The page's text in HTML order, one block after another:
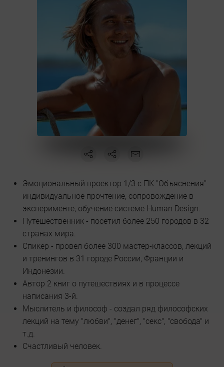
Эмоциональный проектор 1/3 с ПК "Объяснения" -
индивидуальное прочтение, сопровождение в
эксперименте, обучение системе Human Design.
Путешественник - посетил более 250 городов в 32
странах мира.
Спикер - провел более 300 мастер-классов, лекций
и тренингов в 31 городе России, Франции и
Индонезии.
Автор 2 книг о путешествиях и в процессе
написания 3-й.
Мыслитель и философ - создал ряд философских
лекций на тему "любви", "денег", "секс", "свобода" и
т.д.
Счастливый человек.